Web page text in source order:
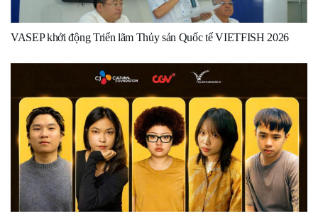
VASEP khởi động Triển lãm Thủy sản Quốc tế VIETFISH 2026